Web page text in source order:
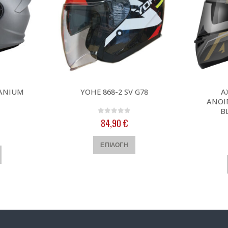
Αυτό το προϊόν έχει πολλαπλές παραλλαγές. Οι επιλογές μπορούν να επιλεγούν στη σελίδα του προϊόντος
YOHE 868-2 SV G78
0out of 5
84,90€
ΕΠΙΛΟΓΉ
Αυτό το προϊόν έχει πολλαπλές παραλλαγές. Οι επιλογές μπορούν να επιλεγούν στη σελίδα του προϊόντος